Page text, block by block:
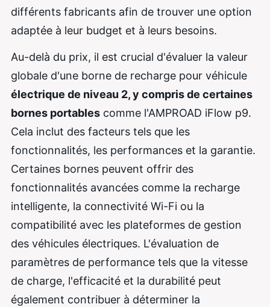
différents fabricants afin de trouver une option
adaptée à leur budget et à leurs besoins.
Au-delà du prix, il est crucial d'évaluer la valeur
globale d'une borne de recharge pour véhicule
électrique de niveau 2, y compris de certaines
bornes portables comme l'AMPROAD iFlow p9.
Cela inclut des facteurs tels que les
fonctionnalités, les performances et la garantie.
Certaines bornes peuvent offrir des
fonctionnalités avancées comme la recharge
intelligente, la connectivité Wi-Fi ou la
compatibilité avec les plateformes de gestion
des véhicules électriques. L'évaluation de
paramètres de performance tels que la vitesse
de charge, l'efficacité et la durabilité peut
également contribuer à déterminer la